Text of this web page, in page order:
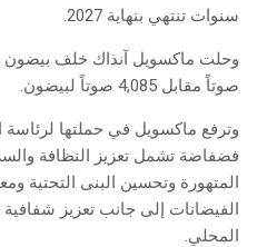
سنوات تنتهي بنهاية 2027.
صوتاً مقابل 4,085 صوتاً لبيضون.
وترفع ماكسويل في حملتها لرئاسة
فضفاضة تشمل تعزيز النظافة
المتهورة وتحسين البنى التحتية
الفيضانات إلى جانب تعزيز
المحلي.